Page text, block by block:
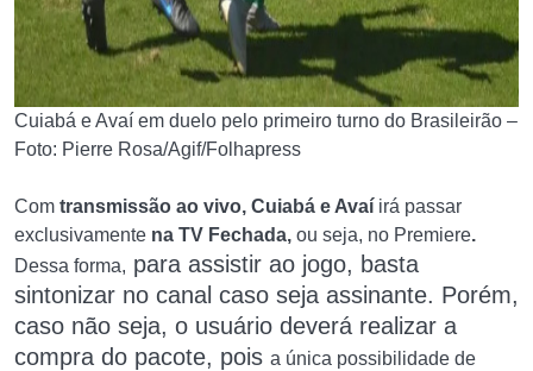
Cuiabá e Avaí em duelo pelo primeiro turno do Brasileirão –
Foto: Pierre Rosa/Agif/Folhapress
Com transmissão ao vivo, Cuiabá e Avaí irá passar
exclusivamente na TV Fechada, ou seja, no Premiere.
Dessa forma, para assistir ao jogo, basta
sintonizar no canal caso seja assinante. Porém,
caso não seja, o usuário deverá realizar a
compra do pacote, pois a única possibilidade de